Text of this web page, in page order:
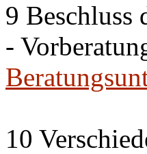
9 Beschluss
-
10